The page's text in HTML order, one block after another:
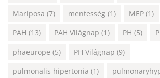
Mariposa (7) mentesség (1) MEP (1)
PAH (13) PAH Világnap (1) PH (5)
phaeurope (5) PH Világnap (9)
pulmonalis hipertonia (1)